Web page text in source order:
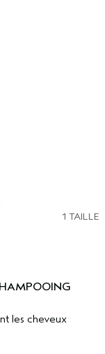
1 TAILLE
les cheveux